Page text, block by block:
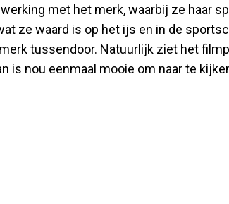
met het merk, waarbij ze haar
ze waard is op het ijs en in de
tussendoor. Natuurlijk ziet het
is nou eenmaal mooie om naar te